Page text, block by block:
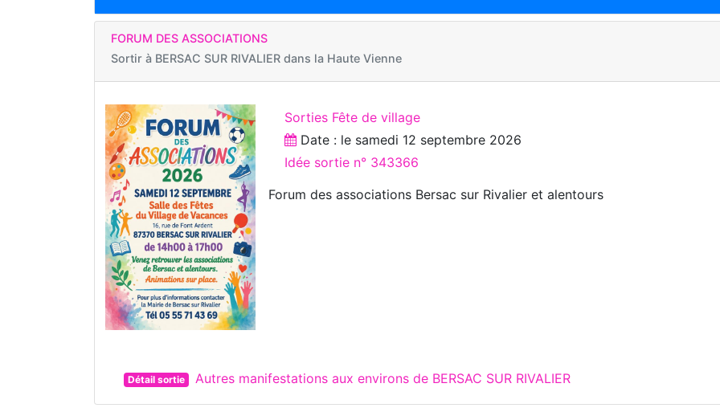
FORUM DES ASSOCIATIONS
Sortir à BERSAC SUR RIVALIER dans la Haute Vienne
Sorties Fête de village
Date : le samedi 12 septembre 2026
Idée sortie n° 343366
Forum des associations Bersac sur Rivalier et alentours
Détail sortie Autres manifestations aux environs de BERSAC SUR RIVALIER